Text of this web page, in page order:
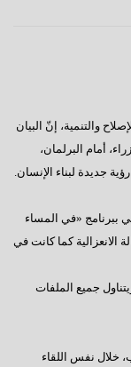
والتنمية، إنّ البيان
أمام البرلمان،
جديدة لبناء الإنسان.
ببرنامج «في المساء
كما كانت في
جميع الملفات
خلال نفس اللقاء